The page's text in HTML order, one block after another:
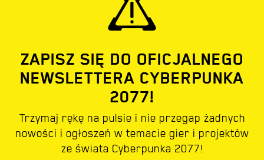
ZAPISZ SIĘ DO OFICJALNEGO
NEWSLETTERA CYBERPUNKA
2077!
Trzymaj rękę na pulsie i nie przegap żadnych
nowości i ogłoszeń w temacie gier i projektów
ze świata Cyberpunka 2077!